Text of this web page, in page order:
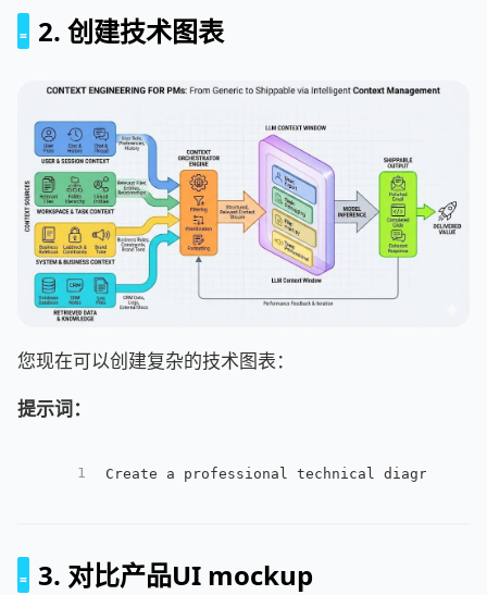
2. 创建技术图表
您现在可以创建复杂的技术图表：
提示词：
1 Create a professional technical diagram
3. 对比产品UI mockup